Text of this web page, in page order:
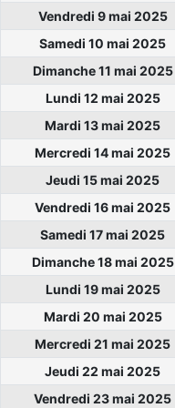
Vendredi 9 mai 2025
Samedi 10 mai 2025
Dimanche 11 mai 2025
Lundi 12 mai 2025
Mardi 13 mai 2025
Mercredi 14 mai 2025
Jeudi 15 mai 2025
Vendredi 16 mai 2025
Samedi 17 mai 2025
Dimanche 18 mai 2025
Lundi 19 mai 2025
Mardi 20 mai 2025
Mercredi 21 mai 2025
Jeudi 22 mai 2025
Vendredi 23 mai 2025